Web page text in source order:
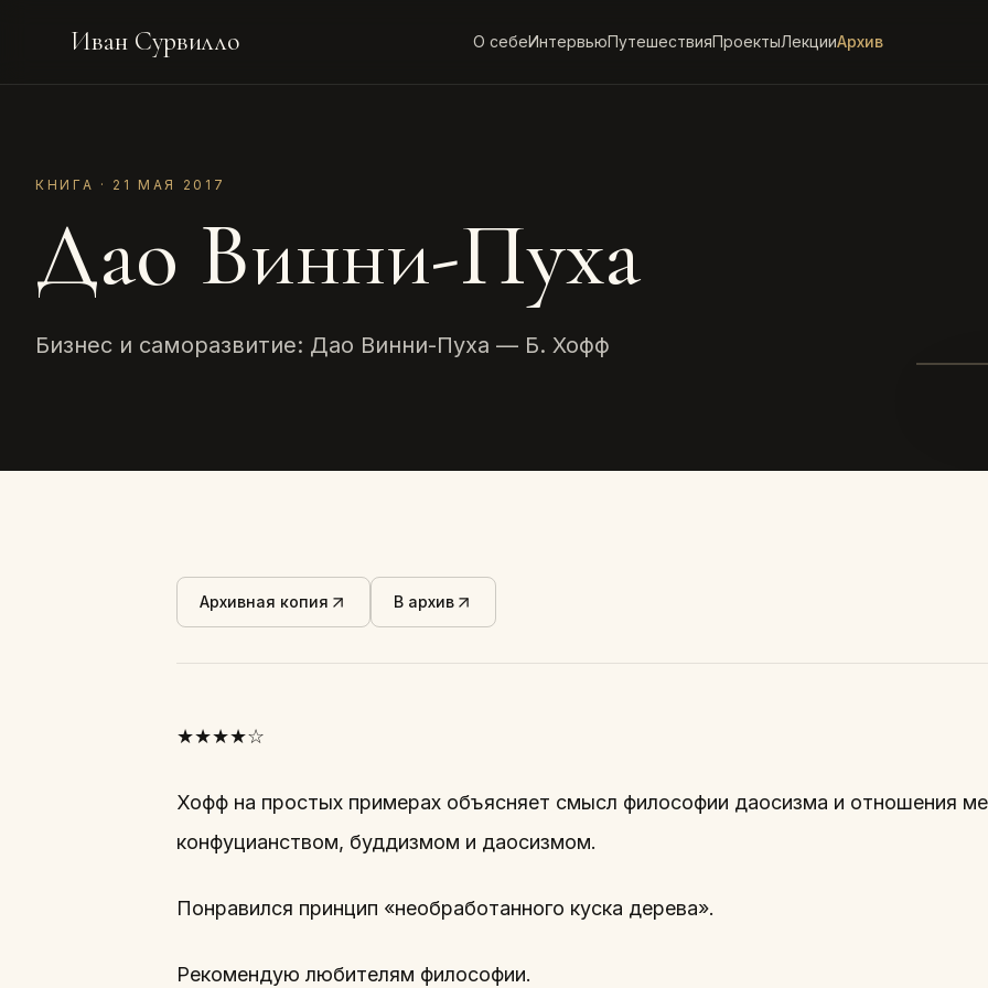
Иван Сурвилло О себеИнтервьюПутешествияПроектыЛекцииАрхив
КНИГА · 21 МАЯ 2017
Дао Винни-Пуха
Бизнес и саморазвитие: Дао Винни-Пуха — Б. Хофф
Архивная копия В архив
★★★★☆
Хофф на простых примерах объясняет смысл философии даосизма и отношения
конфуцианством, буддизмом и даосизмом.
Понравился принцип «необработанного куска дерева».
Рекомендую любителям философии.